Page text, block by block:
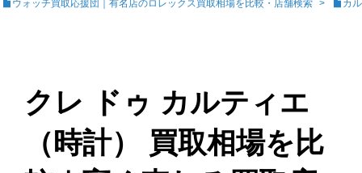
ウォッチ買取応援団｜有名店のロレックス買取相場を比較・店舗検索 カ
クレ ドゥ カルティエ
（時計） 買取相場を比